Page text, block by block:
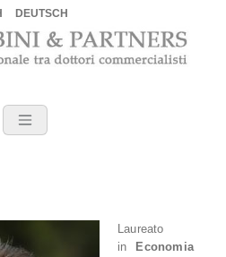
DEUTSCH
a Verona –
bitcoin, commercialista
generazionale Verona,
Laureato
in
Economia